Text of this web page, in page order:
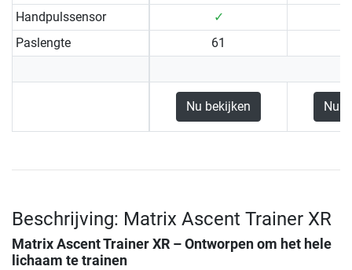
Handpulssensor
✓
Paslengte
61
Nu bekijken Nu
Beschrijving: Matrix Ascent Trainer XR
Matrix Ascent Trainer XR – Ontworpen om het hele
lichaam te trainen